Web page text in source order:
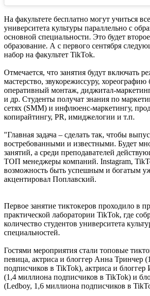
На факультете бесплатно могут учиться
университета культуры параллельно с
основной специальности. Это будет
образование. А с первого сентября
набор на факультет TikTok.
Отмечается, что занятия будут включать
мастерство, звукорежиссуру, хореографию
оперативный монтаж, диджитал-
и др. Студенты получат знания по
сетях (SMM) и инфлюенс-маркетингу,
копирайтингу, PR, имиджелогии и т.п.
"Главная задача – сделать так, чтобы
востребованными и известными. Будет
занятий, а среди преподавателей
ТОП менеджеры компаний. Instagram,
возможность быть успешным и богатым
акцентировал Поплавский.
Первое занятие тиктокеров проходило в
практической лаборатории TikTok, где
количество студентов университета
специальностей.
Гостями мероприятия стали топовые
певица, актриса и блоггер Анна Тринчер
подписчиков в TikTok), актриса и
(1,4 миллиона подписчиков в TikTok) и
(Ledboy, 1,6 миллиона подписчиков в